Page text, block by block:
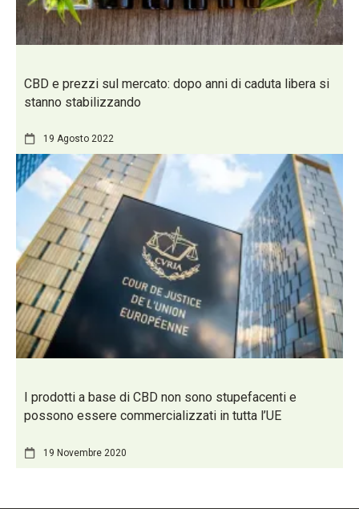
CBD e prezzi sul mercato: dopo anni di caduta libera si
stanno stabilizzando
19 Agosto 2022
I prodotti a base di CBD non sono stupefacenti e
possono essere commercializzati in tutta l’UE
19 Novembre 2020